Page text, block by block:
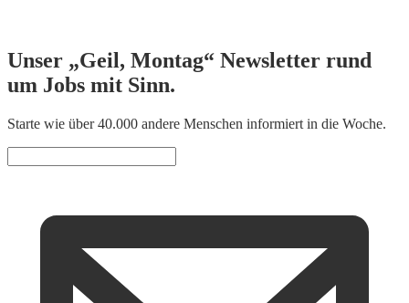
Unser „Geil, Montag“ Newsletter rund
um Jobs mit Sinn.
Starte wie über 40.000 andere Menschen informiert in die Woche.